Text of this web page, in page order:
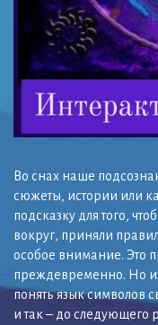
Во снах наше
сюжеты, истории или
подсказку для того,
вокруг, приняли
особое внимание. Это
преждевременно. Но
понять язык символов
и так – до следующего